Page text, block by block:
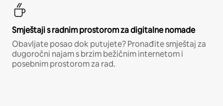
Smještaji s radnim prostorom za digitalne nomade
Obavljate posao dok putujete? Pronađite smještaj za
dugoročni najam s brzim bežičnim internetom i
posebnim prostorom za rad.